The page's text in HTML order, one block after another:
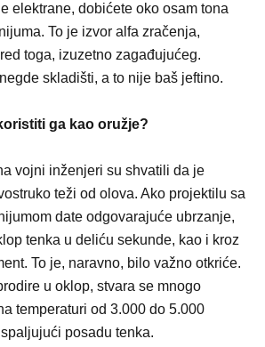
elektrane, dobićete oko osam tona
To je izvor alfa zračenja,
toga, izuzetno zagađujućeg.
skladišti, a to nije baš jeftino.
ga kao oružje?
vojni inženjeri su shvatili da je
teži od olova. Ako projektilu sa
date odgovarajuće ubrzanje,
tenka u deliću sekunde, kao i kroz
To je, naravno, bilo važno otkriće.
u oklop, stvara se mnogo
temperaturi od 3.000 do 5.000
posadu tenka.